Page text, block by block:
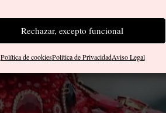
Rechazar, excepto funcional
Política de cookiesPolítica de PrivacidadAviso Legal